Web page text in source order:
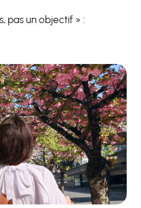
pas un objectif » :